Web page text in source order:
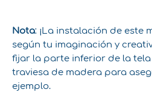
Nota: ¡La instalación de este
según tu imaginación y
fijar la parte inferior de la
traviesa de madera para
ejemplo.